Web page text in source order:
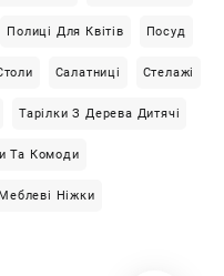
Полиці Для Квітів Посуд
Салатниці Стелажі
Тарілки З Дерева Дитячі
Та Комоди
Ніжки